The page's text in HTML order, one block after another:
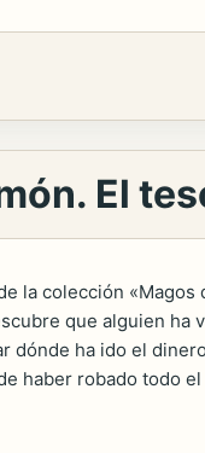
El
la colección
que alguien ha
dónde ha ido el
haber robado todo